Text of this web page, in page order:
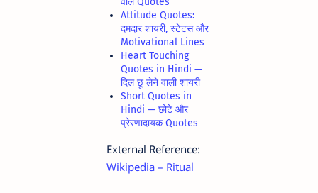
Attitude Quotes:
दमदार शायरी, स्टेटस और
Motivational Lines
Heart Touching
Quotes in Hindi —
दिल छू लेने वाली शायरी
Short Quotes in
Hindi — छोटे और
प्रेरणादायक Quotes
External Reference:
Wikipedia – Ritual